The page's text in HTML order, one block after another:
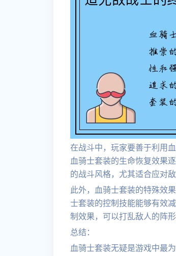
在战斗中，玩家要善于利用
血骑士套装的生命恢复效果
的战斗风格，尤其适合应对
此外，血骑士套装的特殊效
士套装的控制技能能够有效
制效果，可以打乱敌人的阵
总结：
血骑士套装无疑是游戏中最